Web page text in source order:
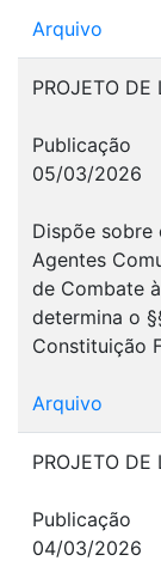
Arquivo
PROJETO
Publicação
05/03/2026
Dispõe
Agentes
de Combate
determina o
Constituição
Arquivo
PROJETO
Publicação
04/03/2026